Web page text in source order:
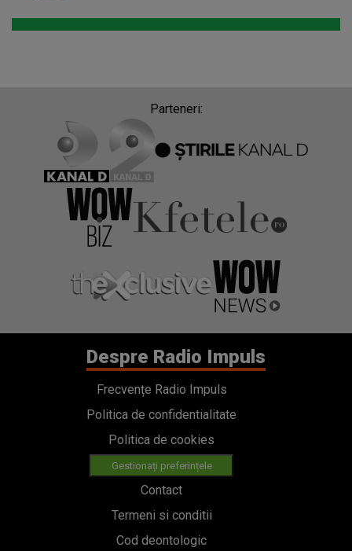
Parteneri:
Despre Radio Impuls
Frecvențe Radio Impuls
Politica de confidentialitate
Politica de cookies
Gestionați preferințele
Contact
Termeni si conditii
Cod deontologic